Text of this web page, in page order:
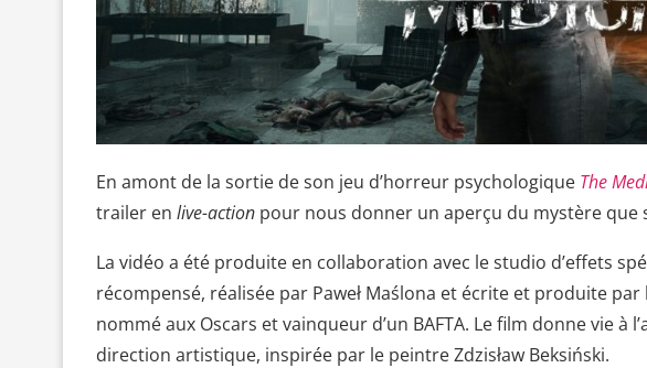
En amont de la sortie de son jeu d’horreur psychologique The
trailer en live-action pour nous donner un aperçu du mystère
La vidéo a été produite en collaboration avec le studio d’effets
récompensé, réalisée par Paweł Maślona et écrite et produite
nommé aux Oscars et vainqueur d’un BAFTA. Le film donne vie à
direction artistique, inspirée par le peintre Zdzisław Beksiński.